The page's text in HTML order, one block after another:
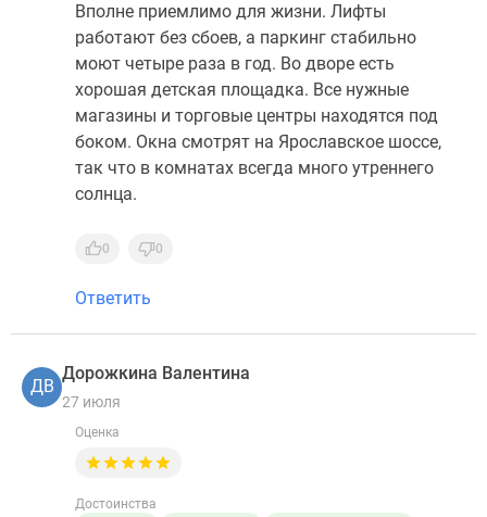
Вполне приемлимо для жизни. Лифты
работают без сбоев, а паркинг стабильно
моют четыре раза в год. Во дворе есть
хорошая детская площадка. Все нужные
магазины и торговые центры находятся под
боком. Окна смотрят на Ярославское шоссе,
так что в комнатах всегда много утреннего
солнца.
0 0
Ответить
ДВ
Дорожкина Валентина
27 июля
Оценка
Достоинства